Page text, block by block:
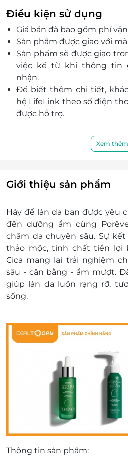
gây nhờn rít; phù hợp nhiều
Botanical Face Cleanser:
sạch bụi bẩn, lớp trang
nắng; hỗ trợ bảo vệ lớp
Thành phần nổi bật: Rau
xanh; Lô hội, Dưa chuột;
Sơ-ri giàu vitamin C.
Mang lại làn da mềm mại,
mát; phù hợp nhiều loại
sóc hằng ngày.
Điều kiện sử dụng
Giá bán đã bao gồm phí
Sản phẩm được giao với
Sản phẩm sẽ được giao
việc kể từ khi thông tin
nhận.
Để biết thêm chi tiết,
hệ LifeLink theo số điện
được hỗ trợ.
Xem thêm
Giới thiệu sản phẩm
Hãy để làn da bạn được yêu
đến dưỡng ẩm cùng
chăm da chuyên sâu. Sự
thảo mộc, tinh chất tiền lợi
Cica mang lại trải nghiệm
sâu - cân bằng - ẩm mượt.
giúp làn da luôn rạng rỡ,
sống.
Thông tin sản phẩm: